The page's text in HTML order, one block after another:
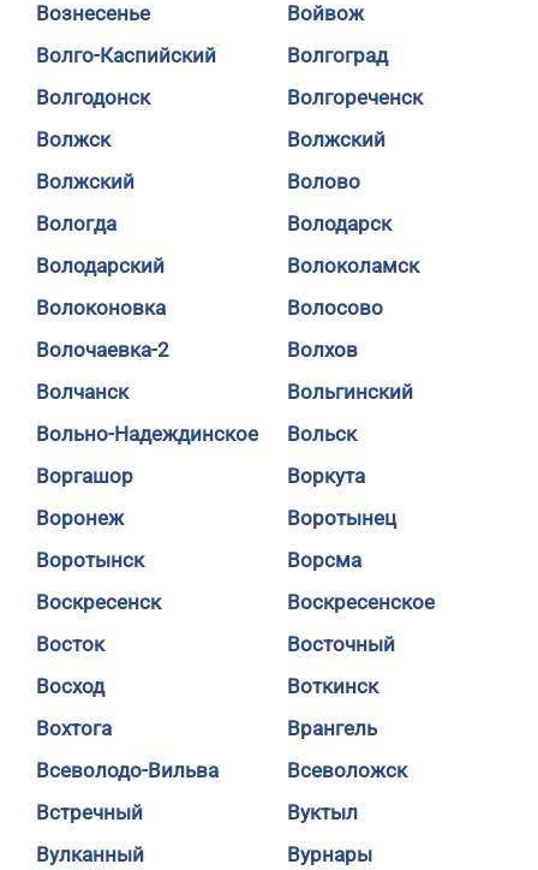
Вознесенье
Войвож
Волго-Каспийский
Волгоград
Волгодонск
Волгореченск
Волжск
Волжский
Волжский
Волово
Вологда
Володарск
Володарский
Волоколамск
Волоконовка
Волосово
Волочаевка-2
Волхов
Волчанск
Вольгинский
Вольно-Надеждинское
Вольск
Воргашор
Воркута
Воронеж
Воротынец
Воротынск
Ворсма
Воскресенск
Воскресенское
Восток
Восточный
Восход
Воткинск
Вохтога
Врангель
Всеволодо-Вильва
Всеволожск
Встречный
Вуктыл
Вулканный
Вурнары